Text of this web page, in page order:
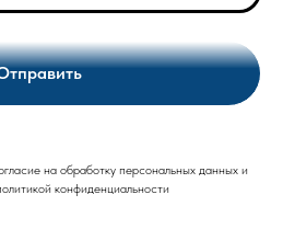
на обработку персональных данных и
конфиденциальности